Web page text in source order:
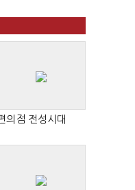
의점 전성시대